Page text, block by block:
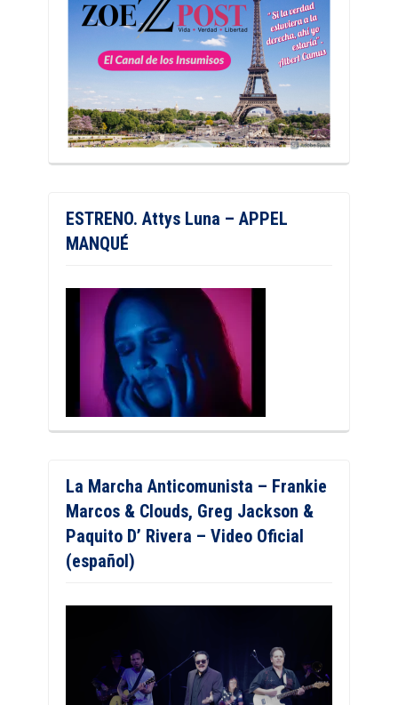
ESTRENO. Attys Luna – APPEL
MANQUÉ
La Marcha Anticomunista – Frankie
Marcos & Clouds, Greg Jackson &
Paquito D’ Rivera – Video Oficial
(español)